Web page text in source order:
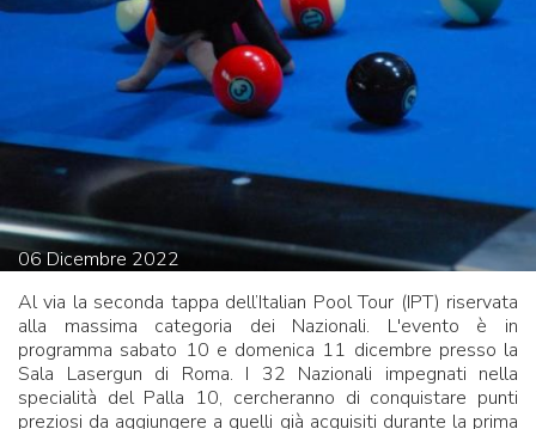
06Dicembre 2022
Al via la seconda tappa dell’Italian Pool Tour (IPT) riservata
alla massima categoria dei Nazionali. L'evento è in
programma sabato 10 e domenica 11 dicembre presso la
Sala Lasergun di Roma. I 32 Nazionali impegnati nella
specialità del Palla 10, cercheranno di conquistare punti
preziosi da aggiungere a quelli già acquisiti durante la prima